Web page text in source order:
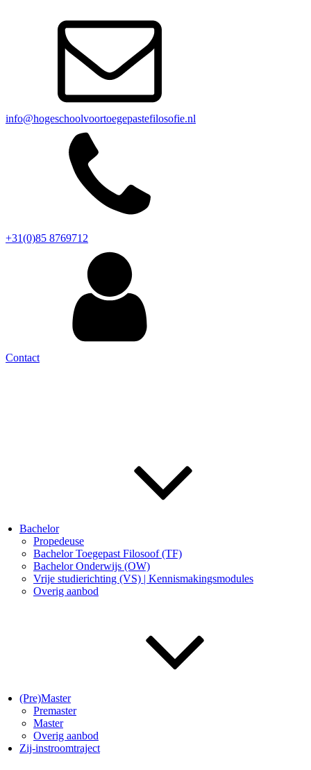
info@hogeschoolvoortoegepastefilosofie.nl
+31(0)85 8769712
Contact
Bachelor
Propedeuse
Bachelor Toegepast Filosoof (TF)
Bachelor Onderwijs (OW)
Vrije studierichting (VS) | Kennismakingsmodules
Overig aanbod
(Pre)Master
Premaster
Master
Overig aanbod
Zij-instroomtraject